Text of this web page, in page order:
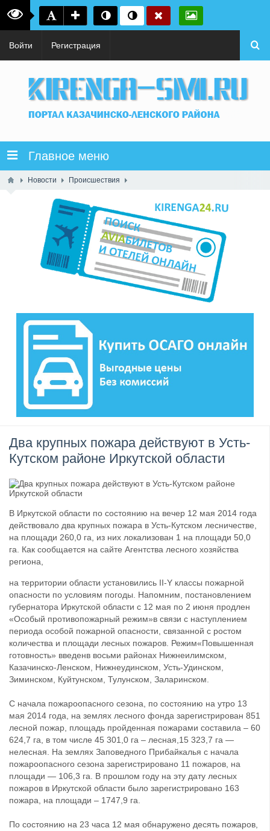
Войти Регистрация
Главное меню
Новости Происшествия
Два крупных пожара действуют в Усть-
Кутском районе Иркутской области
В Иркутской области по состоянию на вечер 12 мая 2014 года
действовало два крупных пожара в Усть-Кутском лесничестве,
на площади 260,0 га, из них локализован 1 на площади 50,0
га. Как сообщается на сайте Агентства лесного хозяйства
региона,
на территории области установились II-Y классы пожарной
опасности по условиям погоды. Напомним, постановлением
губернатора Иркутской области с 12 мая по 2 июня продлен
«Особый противопожарный режим»в связи с наступлением
периода особой пожарной опасности, связанной с ростом
количества и площади лесных пожаров. Режим«Повышенная
готовность» введенв восьми районах Нижнеилимском,
Казачинско-Ленском, Нижнеудинском, Усть-Удинском,
Зиминском, Куйтунском, Тулунском, Заларинском.
С начала пожароопасного сезона, по состоянию на утро 13
мая 2014 года, на землях лесного фонда зарегистрирован 851
лесной пожар, площадь пройденная пожарами составила – 60
624,7 га, в том числе 45 301,0 га – лесная,15 323,7 га —
нелесная. На землях Заповедного Прибайкалья с начала
пожароопасного сезона зарегистрировано 11 пожаров, на
площади — 106,3 га. В прошлом году на эту дату лесных
пожаров в Иркутской области было зарегистрировано 163
пожара, на площади – 1747,9 га.
По состоянию на 23 часа 12 мая обнаружено десять пожаров,